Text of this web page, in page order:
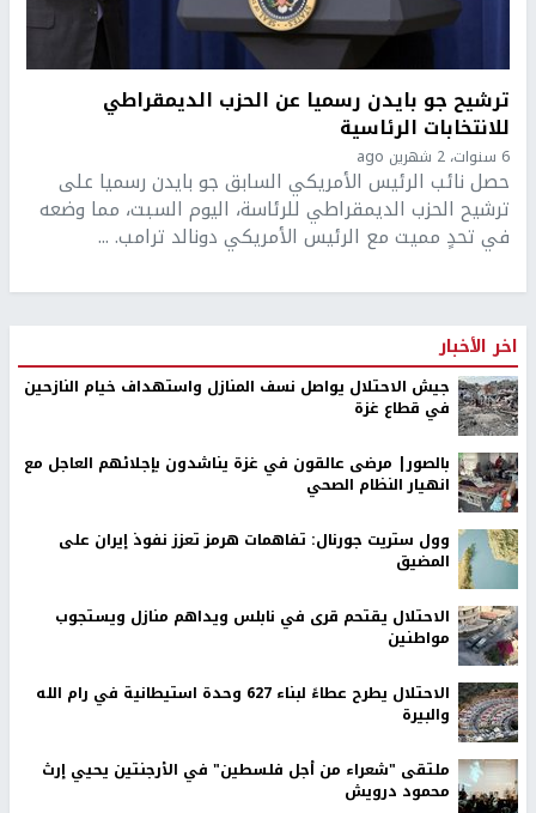
ترشيح جو بايدن رسميا عن الحزب الديمقراطي
للانتخابات الرئاسية
6 سنوات، 2 شهرين ago
حصل نائب الرئيس الأمريكي السابق جو بايدن رسميا على
ترشيح الحزب الديمقراطي للرئاسة، اليوم السبت، مما وضعه
في تحدٍ مميت مع الرئيس الأمريكي دونالد ترامب. ...
اخر الأخبار
جيش الاحتلال يواصل نسف المنازل واستهداف خيام النازحين
في قطاع غزة
بالصور| مرضى عالقون في غزة يناشدون بإجلائهم العاجل مع
انهيار النظام الصحي
وول ستريت جورنال: تفاهمات هرمز تعزز نفوذ إيران على
المضيق
الاحتلال يقتحم قرى في نابلس ويداهم منازل ويستجوب
مواطنين
الاحتلال يطرح عطاءً لبناء 627 وحدة استيطانية في رام الله
والبيرة
ملتقى "شعراء من أجل فلسطين" في الأرجنتين يحيي إرث
محمود درويش